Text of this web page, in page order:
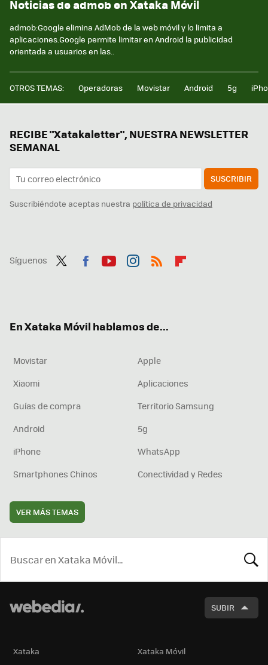
Noticias de admob en Xataka Móvil
admob:Google elimina AdMob de la web móvil y lo limita a
aplicaciones.Google permite limitar en Android la publicidad
orientada a usuarios en las..
OTROS TEMAS: Operadoras Movistar Android 5g
RECIBE "Xatakaletter", NUESTRA NEWSLETTER
SEMANAL
SUSCRIBIR
Suscribiéndote aceptas nuestra política de privacidad
Síguenos
En Xataka Móvil hablamos de...
Movistar
Apple
Xiaomi
Aplicaciones
Guías de compra
Territorio Samsung
Android
5g
iPhone
WhatsApp
Smartphones Chinos
Conectividad y Redes
VER MÁS TEMAS
SUBIR
Xataka Xataka Móvil